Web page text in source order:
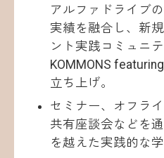
アルファドライブ
実績を融合し、新
ント実践コミュニ
KOMMONS
立ち上げ。
セミナー、オフラ
共有座談会などを
を越えた実践的な